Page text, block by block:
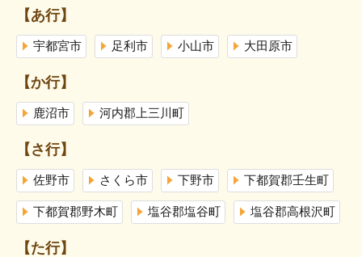
【あ行】
宇都宮市 足利市 小山市 大田原市
【か行】
鹿沼市 河内郡上三川町
【さ行】
佐野市 さくら市 下野市 下都賀郡壬生町
下都賀郡野木町 塩谷郡塩谷町 塩谷郡高根沢町
【た行】